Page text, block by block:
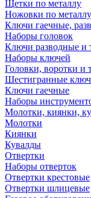
Щетки по металлу
Ножовки по металлу
Ключи гаечные,
Наборы головок
Ключи разводные и
Наборы ключей
Головки, воротки и
Шестигранные
Ключи гаечные
Наборы
Молотки, киянки,
Молотки
Киянки
Кувалды
Отвертки
Наборы отверток
Отвертки крестовые
Отвертки шлицевые